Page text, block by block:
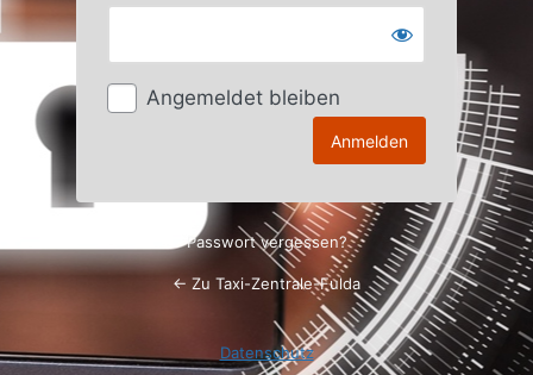
Angemeldet bleiben
Passwort vergessen?
← Zu Taxi-Zentrale-Fulda
Datenschutz